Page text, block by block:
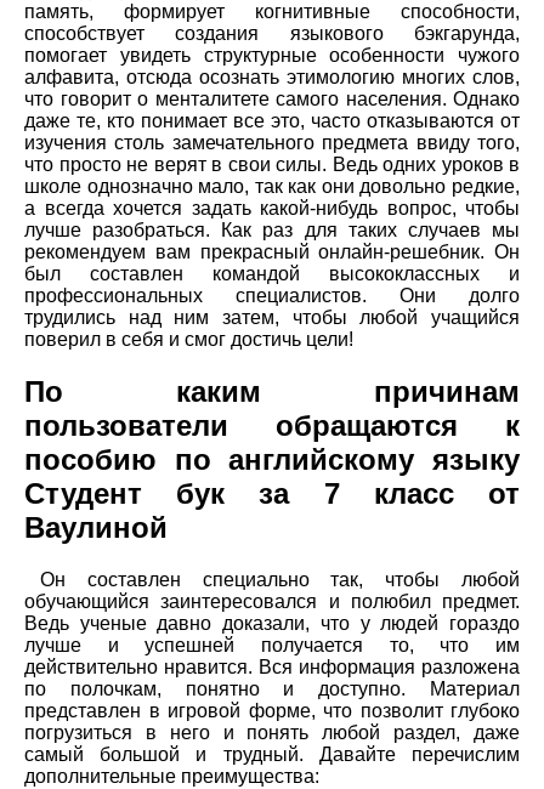
память, формирует когнитивные способности,
способствует создания языкового бэкгарунда,
помогает увидеть структурные особенности чужого
алфавита, отсюда осознать этимологию многих слов,
что говорит о менталитете самого населения. Однако
даже те, кто понимает все это, часто отказываются от
изучения столь замечательного предмета ввиду того,
что просто не верят в свои силы. Ведь одних уроков в
школе однозначно мало, так как они довольно редкие,
а всегда хочется задать какой-нибудь вопрос, чтобы
лучше разобраться. Как раз для таких случаев мы
рекомендуем вам прекрасный онлайн-решебник. Он
был составлен командой высококлассных и
профессиональных специалистов. Они долго
трудились над ним затем, чтобы любой учащийся
поверил в себя и смог достичь цели!
По каким причинам
пользователи обращаются к
пособию по английскому языку
Студент бук за 7 класс от
Ваулиной
Он составлен специально так, чтобы любой
обучающийся заинтересовался и полюбил предмет.
Ведь ученые давно доказали, что у людей гораздо
лучше и успешней получается то, что им
действительно нравится. Вся информация разложена
по полочкам, понятно и доступно. Материал
представлен в игровой форме, что позволит глубоко
погрузиться в него и понять любой раздел, даже
самый большой и трудный. Давайте перечислим
дополнительные преимущества: